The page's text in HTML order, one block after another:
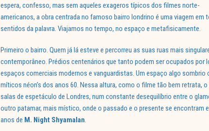
espera, confesso, mas sem aqueles exageros típicos dos filmes norte-
americanos, a obra centrada no famoso bairro londrino é uma viagem em
sentidos da palavra. Viajamos no tempo, no espaço e metafisicamente.
Primeiro o bairro. Quem já lá esteve e percorreu as suas ruas mais
contemporâneo. Prédios centenários que tanto podem ser ocupados por
espaços comerciais modernos e vanguardistas. Um espaço algo
míticos néon’s dos anos 60. Nessa altura, como o filme tão bem retrata, o
salas de espetáculo de Londres, num constante desequilíbrio entre o
outro patamar, mais místico, onde o passado e o presente se
anos de M. Night Shyamalan.